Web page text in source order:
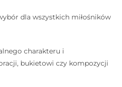
dla wszystkich miłośników
charakteru i
bukietowi czy kompozycji